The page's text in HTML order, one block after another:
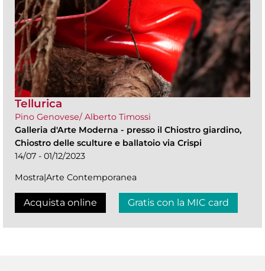
Tellurica
Pino Genovese/ Alberto Timossi
Galleria d'Arte Moderna - presso il Chiostro giardino,
Chiostro delle sculture e ballatoio via Crispi
14/07 - 01/12/2023
Mostra|Arte Contemporanea
Acquista online Gratis con la MIC card